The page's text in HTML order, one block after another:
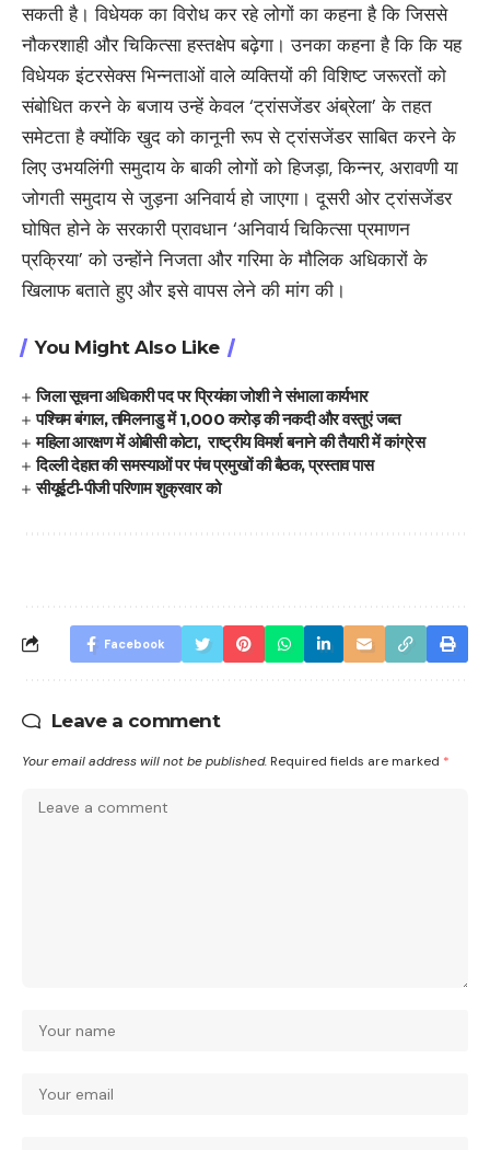
सकती है। विधेयक का विरोध कर रहे लोगों का कहना है कि जिससे
नौकरशाही और चिकित्सा हस्तक्षेप बढ़ेगा। उनका कहना है कि कि यह
विधेयक इंटरसेक्स भिन्नताओं वाले व्यक्तियों की विशिष्ट जरूरतों को
संबोधित करने के बजाय उन्हें केवल ‘ट्रांसजेंडर अंब्रेला’ के तहत
समेटता है क्योंकि खुद को कानूनी रूप से ट्रांसजेंडर साबित करने के
लिए उभयलिंगी समुदाय के बाकी लोगों को हिजड़ा, किन्नर, अरावणी या
जोगती समुदाय से जुड़ना अनिवार्य हो जाएगा। दूसरी ओर ट्रांसजेंडर
घोषित होने के सरकारी प्रावधान ‘अनिवार्य चिकित्सा प्रमाणन
प्रक्रिया’ को उन्होंने निजता और गरिमा के मौलिक अधिकारों के
खिलाफ बताते हुए और इसे वापस लेने की मांग की।
You Might Also Like
जिला सूचना अधिकारी पद पर प्रियंका जोशी ने संभाला कार्यभार
पश्चिम बंगाल, तमिलनाडु में 1,000 करोड़ की नकदी और वस्तुएं जब्त
महिला आरक्षण में ओबीसी कोटा, राष्ट्रीय विमर्श बनाने की तैयारी में कांग्रेस
दिल्ली देहात की समस्याओं पर पंच प्रमुखों की बैठक, प्रस्ताव पास
सीयूईटी-पीजी परिणाम शुक्रवार को
Facebook
Leave a comment
Your email address will not be published. Required fields are marked *